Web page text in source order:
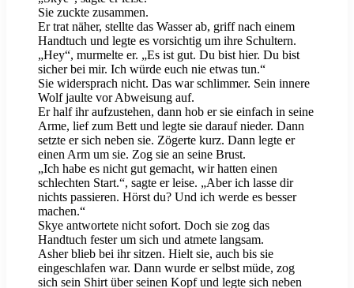
Sie zuckte zusammen.
Er trat näher, stellte das Wasser ab, griff nach einem
Handtuch und legte es vorsichtig um ihre Schultern.
„Hey“, murmelte er. „Es ist gut. Du bist hier. Du bist
sicher bei mir. Ich würde euch nie etwas tun.“
Sie widersprach nicht. Das war schlimmer. Sein innere
Wolf jaulte vor Abweisung auf.
Er half ihr aufzustehen, dann hob er sie einfach in seine
Arme, lief zum Bett und legte sie darauf nieder. Dann
setzte er sich neben sie. Zögerte kurz. Dann legte er
einen Arm um sie. Zog sie an seine Brust.
„Ich habe es nicht gut gemacht, wir hatten einen
schlechten Start.“, sagte er leise. „Aber ich lasse dir
nichts passieren. Hörst du? Und ich werde es besser
machen.“
Skye antwortete nicht sofort. Doch sie zog das
Handtuch fester um sich und atmete langsam.
Asher blieb bei ihr sitzen. Hielt sie, auch bis sie
eingeschlafen war. Dann wurde er selbst müde, zog
sich sein Shirt über seinen Kopf und legte sich neben